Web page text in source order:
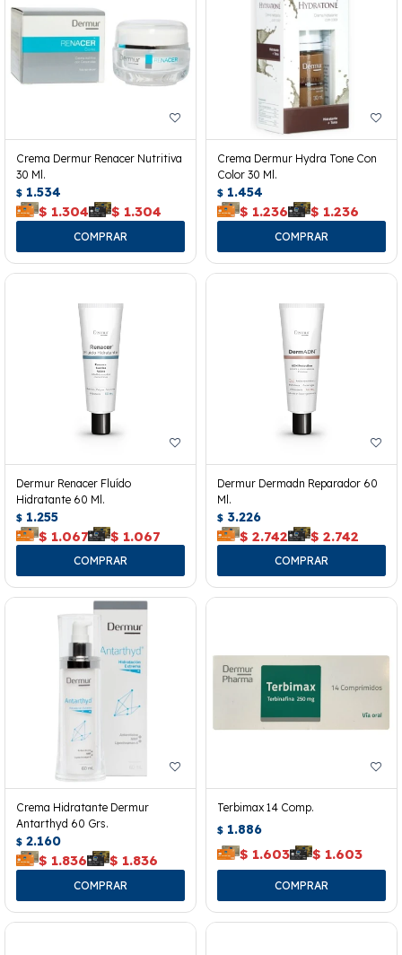
Crema Dermur Renacer Nutritiva
30 Ml.
$ 1.534
$ 1.304 $ 1.304
Crema Dermur Hydra Tone Con
Color 30 Ml.
$ 1.454
$ 1.236 $ 1.236
Dermur Renacer Fluído
Hidratante 60 Ml.
$ 1.255
$ 1.067 $ 1.067
Dermur Dermadn Reparador 60
Ml.
$ 3.226
$ 2.742 $ 2.742
Crema Hidratante Dermur
Antarthyd 60 Grs.
$ 2.160
$ 1.836 $ 1.836
Terbimax 14 Comp.
$ 1.886
$ 1.603 $ 1.603